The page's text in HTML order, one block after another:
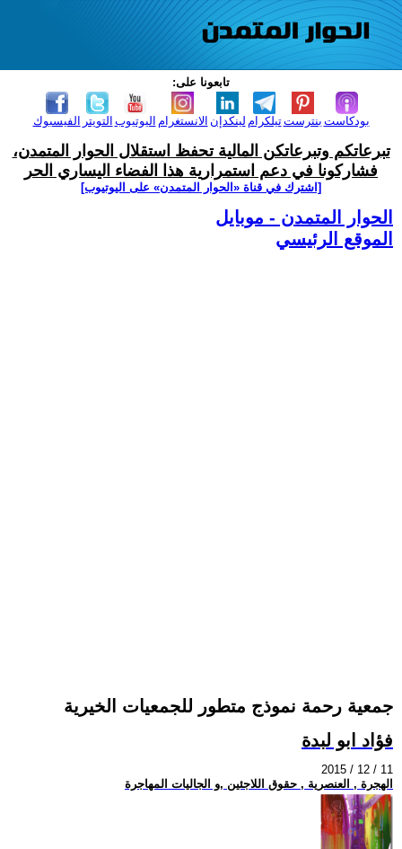
تابعونا على:
الفيسبوك التويتر اليوتيوب الانستغرام لينكدإن تيلكرامبنترست بودكاست
تبرعاتكم وتبرعاتكن المالية تحفظ استقلال الحوار المتمدن،
فشاركونا في دعم استمرارية هذا الفضاء اليساري الحر
[اشترك في قناة ‫«الحوار المتمدن» على اليوتيوب]
الحوار المتمدن - موبايل
الموقع الرئيسي
جمعية رحمة نموذج متطور للجمعيات الخيرية
فؤاد ابو لبدة
2015 / 12 / 11
الهجرة , العنصرية , حقوق اللاجئين ,و الجاليات المهاجرة